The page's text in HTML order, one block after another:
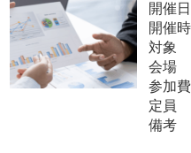
開催日
開催時
対象
会場
参加費
定員
備考